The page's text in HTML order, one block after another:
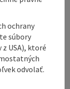
ochrany
súbory
USA), ktoré
odvolať.